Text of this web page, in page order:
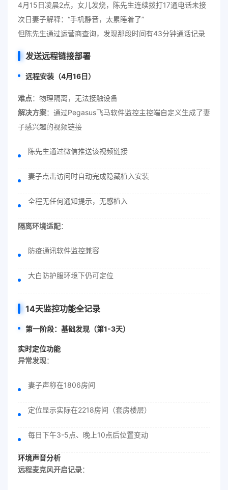
4月15日凌晨2点，女儿发烧，陈先生连续拨打17通电话未接
次日妻子解释：“手机静音，太累睡着了”
但陈先生通过运营商查询，发现那段时间有43分钟通话记录
发送远程链接部署
远程安装（4月16日）
难点：物理隔离，无法接触设备
解决方案：通过Pegasus飞马软件监控主控端自定义生成了妻
子感兴趣的视频链接
陈先生通过微信推送该视频链接
妻子点击访问时自动完成隐藏植入安装
全程无任何通知提示，无感植入
隔离环境适配：
防疫通讯软件监控兼容
大白防护服环境下仍可定位
14天监控功能全记录
第一阶段：基础发现（第1-3天）
实时定位功能
异常发现：
妻子声称在1806房间
定位显示实际在2218房间（套房楼层）
每日下午3-5点、晚上10点后位置变动
环境声音分析
远程麦克风开启记录：